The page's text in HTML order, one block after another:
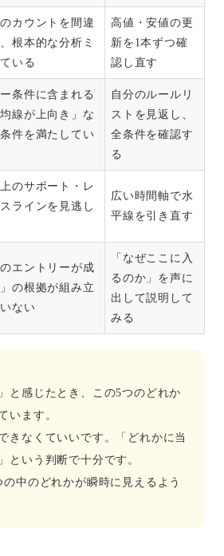
カウントを間違
根本的な分析ミ
いる
高値・安値の更
新を1本ずつ確
認し直す
条件に含まれる
均線が上向き」な
件を満たしてい
自分のルールリ
ストを見返し、
全条件を確認す
る
のサポート・レ
ラインを見逃し
広い時間軸で水
平線を引き直す
のエントリーが成
の根拠が組み立
ない
「なぜここに入
るのか」を声に
出して説明して
みる
と感じたとき、この5つのどれか
います。
きなくていいです。「どれかに当
という判断で十分です。
中のどれかが瞬時に見えるよう